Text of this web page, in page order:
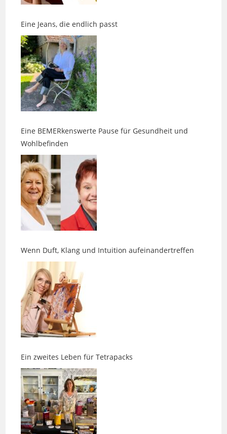
Eine BEMERkenswerte Pause für Gesundheit und
Wenn Duft, Klang und Intuition aufeinandertreffen
Ein zweites Leben für Tetrapacks